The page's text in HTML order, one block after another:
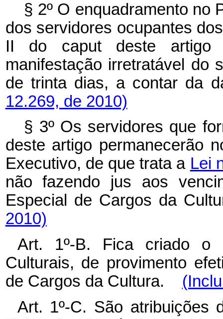
§ 2º O enquadramento no
dos servidores ocupantes
II do caput deste artigo
manifestação irretratável do
de trinta dias, a contar da
12.269, de 2010)
§ 3º Os servidores que
deste artigo permanecerão
Executivo, de que trata a Lei
não fazendo jus aos
Especial de Cargos da
2010)
Art. 1º-B. Fica criado o
Culturais, de provimento
de Cargos da Cultura.
Art. 1º-C. São atribuições